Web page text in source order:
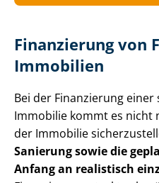
Finanzierung von
Immobilien
Bei der Finanzierung einer
Immobilie kommt es nicht
der Immobilie
Sanierung sowie die
Anfang an realistisch